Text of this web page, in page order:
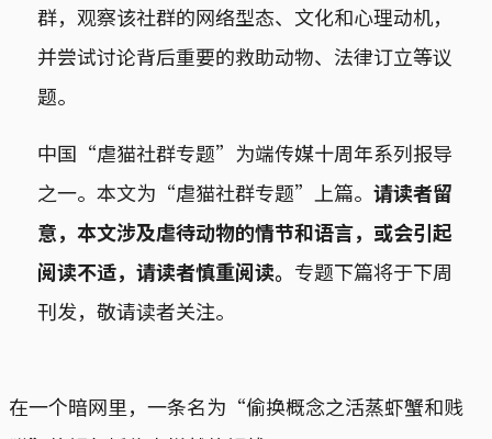
群，观察该社群的网络型态、文化和心理动机，
并尝试讨论背后重要的救助动物、法律订立等议
题。
中国“虐猫社群专题”为端传媒十周年系列报导
之一。本文为“虐猫社群专题”上篇。 请读者留
意，本文涉及虐待动物的情节和语言，或会引起
阅读不适，请读者慎重阅读。 专题下篇将于下周
刊发，敬请读者关注。
在一个暗网里，一条名为“偷换概念之活蒸虾蟹和贱